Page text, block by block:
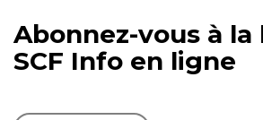
Abonnez-vous à
SCF Info en ligne